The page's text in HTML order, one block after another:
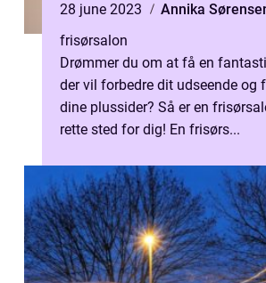
28 june 2023
Annika
frisørsalon
Drømmer du om at få en
der vil forbedre dit udseende og
dine plussider? Så er en
rette sted for dig! En frisørs...